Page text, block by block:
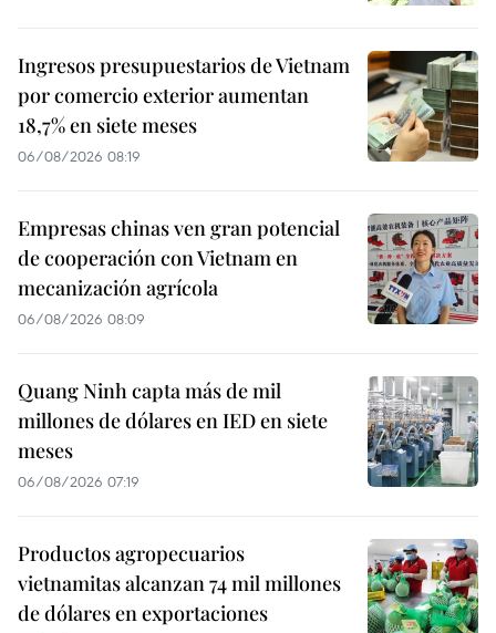
Ingresos presupuestarios de Vietnam
por comercio exterior aumentan
18,7% en siete meses
06/08/2026 08:19
Empresas chinas ven gran potencial
de cooperación con Vietnam en
mecanización agrícola
06/08/2026 08:09
Quang Ninh capta más de mil
millones de dólares en IED en siete
meses
06/08/2026 07:19
Productos agropecuarios
vietnamitas alcanzan 74 mil millones
de dólares en exportaciones